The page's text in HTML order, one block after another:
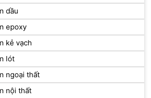
dầu
epoxy
kẻ vạch
lót
ngoại thất
nội thất